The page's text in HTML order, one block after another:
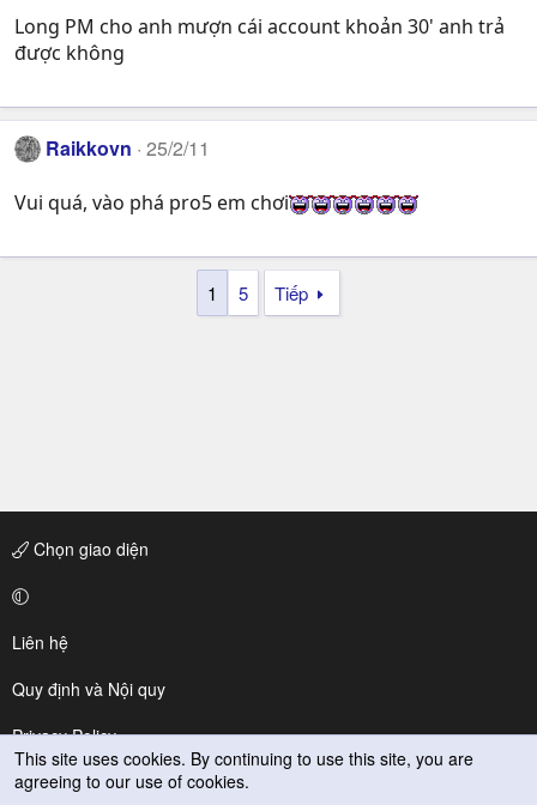
Long PM cho anh mượn cái account khoản 30' anh trả
được không
Raikkovn 25/2/11
Vui quá, vào phá pro5 em chơi
1 5 Tiếp
Chọn giao diện
Liên hệ
Quy định và Nội quy
Privacy Policy
Trợ giúp
This site uses cookies. By continuing to use this site, you are
agreeing to our use of cookies.